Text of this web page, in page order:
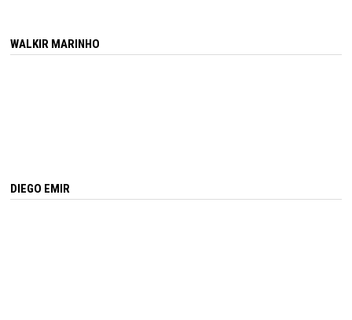
WALKIR MARINHO
DIEGO EMIR